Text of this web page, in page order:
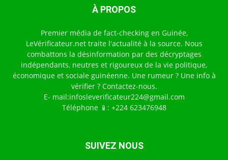
À PROPOS
Premier média de fact-checking en Guinée,
LeVérificateur.net traite l'actualité à la source. Nous
combattons la désinformation par des décryptages
indépendants, neutres et rigoureux de la vie politique,
économique et sociale guinéenne. Une rumeur ? Une info à
vérifier ? Contactez-nous.
E- mail:infosleverificateur224@gmail.com
Téléphone 📱: +224 623476948
SUIVEZ NOUS